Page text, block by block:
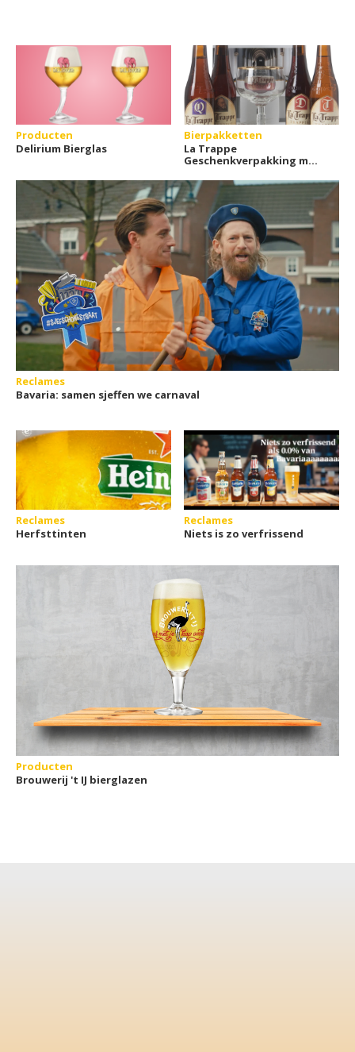
Producten
Delirium Bierglas
Bierpakketten
La Trappe
Geschenkverpakking met
Reclames
Bavaria: samen sjeffen we carnaval
Reclames
Herfsttinten
Reclames
Niets is zo verfrissend
Producten
Brouwerij 't IJ bierglazen